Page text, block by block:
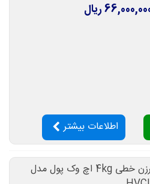
ریال
اطلاعات بیشتر
کلرزن خطی 4kg اچ وک پول مدل